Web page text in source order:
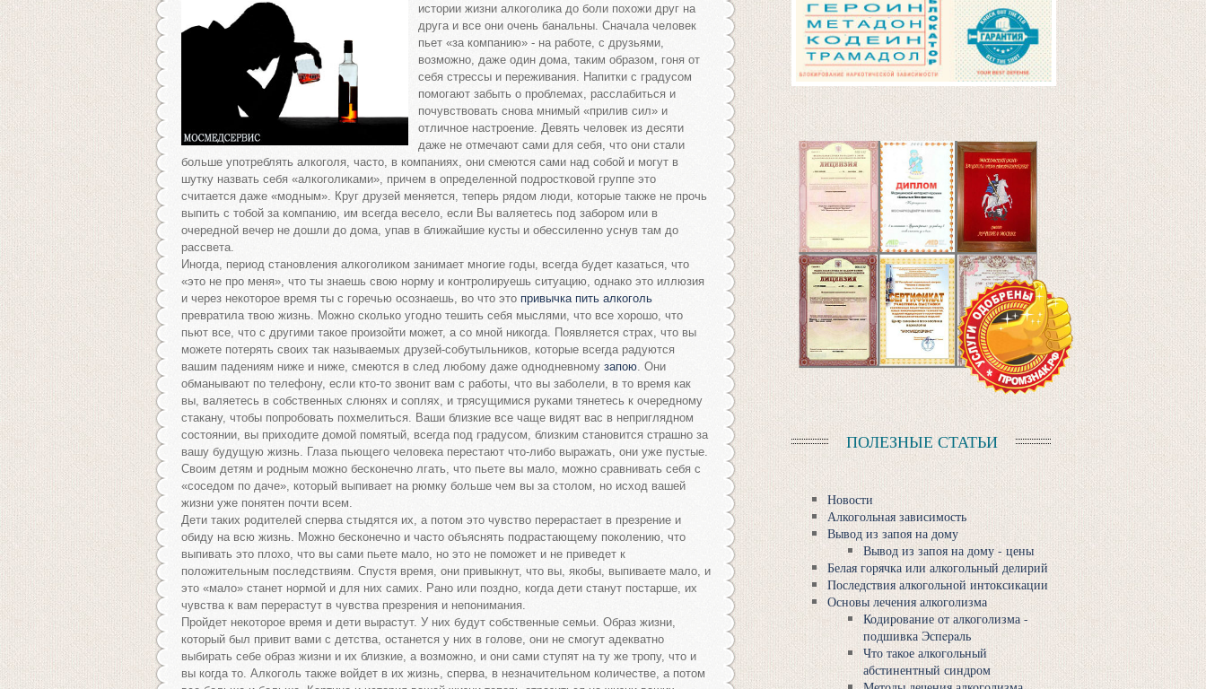
истории жизни алкоголика до боли похожи друг на
друга и все они очень банальны. Сначала человек
пьет «за компанию» - на работе, с друзьями,
возможно, даже один дома, таким образом, гоня от
себя стрессы и переживания. Напитки с градусом
помогают забыть о проблемах, расслабиться и
почувствовать снова мнимый «прилив сил» и
отличное настроение. Девять человек из десяти
даже не отмечают сами для себя, что они стали
больше употреблять алкоголя, часто, в компаниях, они смеются сами над собой и могут в
шутку назвать себя «алкоголиками», причем в определенной подростковой группе это
считается даже «модным». Круг друзей меняется, теперь рядом люди, которые также не прочь
выпить с тобой за компанию, им всегда весело, если Вы валяетесь под забором или в
очередной вечер не дошли до дома, упав в ближайшие кусты и обессиленно уснув там до
рассвета.
Иногда, период становления алкоголиком занимает многие годы, всегда будет казаться, что
«это не про меня», что ты знаешь свою норму и контролируешь ситуацию, однако это иллюзия
и через некоторое время ты с горечью осознаешь, во что это привычка пить алкоголь
превратила твою жизнь. Можно сколько угодно тешить себя мыслями, что все хорошо, что
пьют все, что с другими такое произойти может, а со мной никогда. Появляется страх, что вы
можете потерять своих так называемых друзей-собутыльников, которые всегда радуются
вашим падениям ниже и ниже, смеются в след любому даже однодневному запою. Они
обманывают по телефону, если кто-то звонит вам с работы, что вы заболели, в то время как
вы, валяетесь в собственных слюнях и соплях, и трясущимися руками тянетесь к очередному
стакану, чтобы попробовать похмелиться. Ваши близкие все чаще видят вас в неприглядном
состоянии, вы приходите домой помятый, всегда под градусом, близким становится страшно за
вашу будущую жизнь. Глаза пьющего человека перестают что-либо выражать, они уже пустые.
Своим детям и родным можно бесконечно лгать, что пьете вы мало, можно сравнивать себя с
«соседом по даче», который выпивает на рюмку больше чем вы за столом, но исход вашей
жизни уже понятен почти всем.
Дети таких родителей сперва стыдятся их, а потом это чувство перерастает в презрение и
обиду на всю жизнь. Можно бесконечно и часто объяснять подрастающему поколению, что
выпивать это плохо, что вы сами пьете мало, но это не поможет и не приведет к
положительным последствиям. Спустя время, они привыкнут, что вы, якобы, выпиваете мало, и
это «мало» станет нормой и для них самих. Рано или поздно, когда дети станут постарше, их
чувства к вам перерастут в чувства презрения и непонимания.
Пройдет некоторое время и дети вырастут. У них будут собственные семьи. Образ жизни,
который был привит вами с детства, останется у них в голове, они не смогут адекватно
выбирать себе образ жизни и их близкие, а возможно, и они сами ступят на ту же тропу, что и
вы когда то. Алкоголь также войдет в их жизнь, сперва, в незначительном количестве, а потом
ПОЛЕЗНЫЕ СТАТЬИ
Новости
Алкогольная зависимость
Вывод из запоя на дому
Вывод из запоя на дому - цены
Белая горячка или алкогольный делирий
Последствия алкогольной интоксикации
Основы лечения алкоголизма
Кодирование от алкоголизма -
подшивка Эспeрaль
Что такое алкогольный
абстинентный синдром